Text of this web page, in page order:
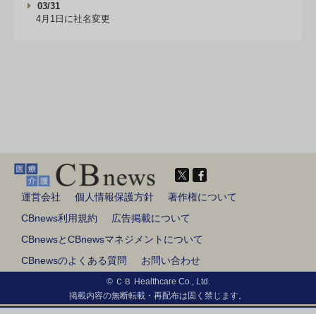
03/31
4月1日に社名変更
運営会社 個人情報保護方針
著作権について
CBnews利用規約
広告掲載について
CBnewsとCBnewsマネジメントについて
CBnewsのよくある質問
お問い合わせ
© ＣＢ Healthcare Co., Ltd.
掲載内容の無断転載・再配布は固く禁じます。